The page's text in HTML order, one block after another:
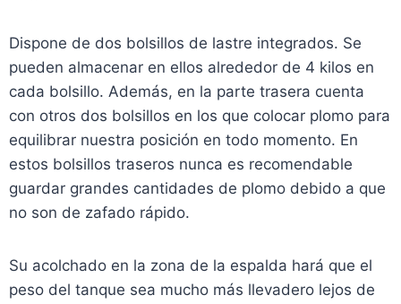
Dispone de dos bolsillos de lastre integrados. Se
pueden almacenar en ellos alrededor de 4 kilos en
cada bolsillo. Además, en la parte trasera cuenta
con otros dos bolsillos en los que colocar plomo para
equilibrar nuestra posición en todo momento. En
estos bolsillos traseros nunca es recomendable
guardar grandes cantidades de plomo debido a que
no son de zafado rápido.
Su acolchado en la zona de la espalda hará que el
peso del tanque sea mucho más llevadero lejos de